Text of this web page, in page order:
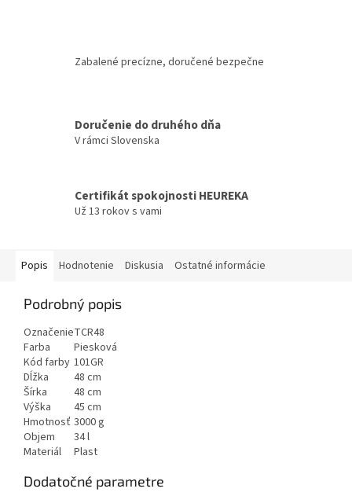
Zabalené precízne, doručené bezpečne
Doručenie do druhého dňa
V rámci Slovenska
Certifikát spokojnosti HEUREKA
Už 13 rokov s vami
Popis Hodnotenie Diskusia Ostatné informácie
Podrobný popis
OznačenieTCR48
Farba
Piesková
Kód farby 101GR
Dĺžka
48 cm
Šírka
48 cm
Výška
45 cm
Hmotnosť 3000 g
Objem
34 l
Materiál
Plast
Dodatočné parametre